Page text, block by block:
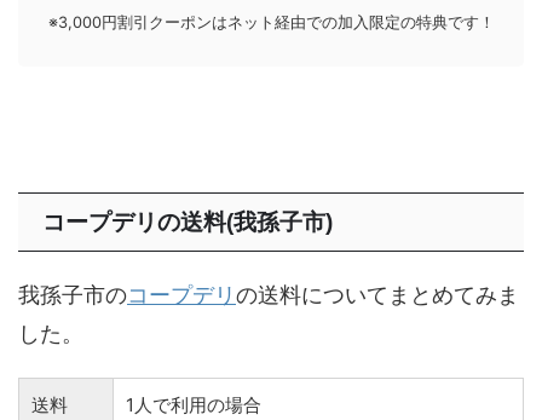
※3,000円割引クーポンはネット経由での加入限定の特典です！
コープデリの送料(我孫子市)
我孫子市のコープデリの送料についてまとめてみま
した。
送料
1人で利用の場合